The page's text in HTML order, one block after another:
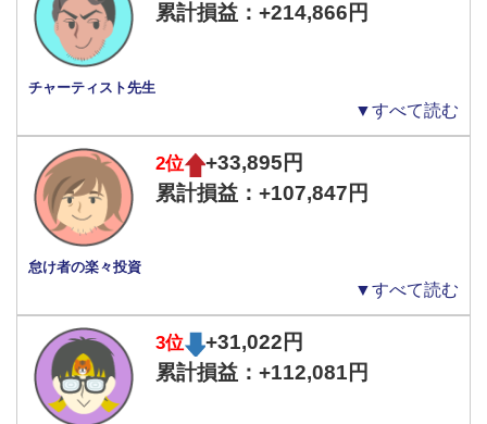
累計損益：+214,866円
チャーティスト先生
▼すべて読む
2位
+33,895円
累計損益：+107,847円
怠け者の楽々投資
▼すべて読む
3位
+31,022円
累計損益：+112,081円